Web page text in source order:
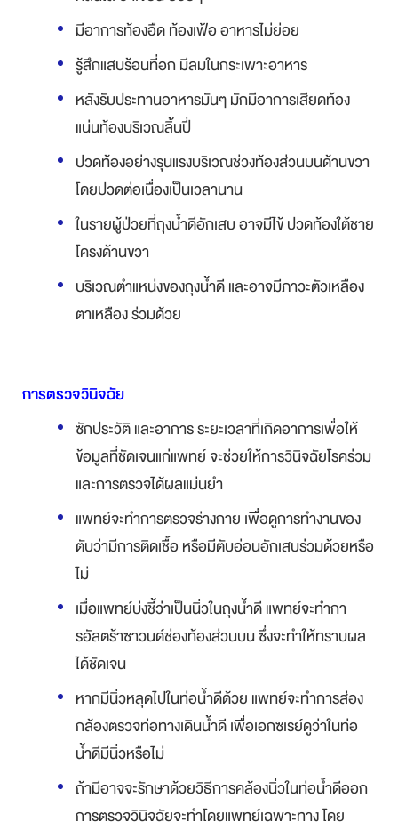
มีอาการท้องอืด ท้องเฟ้อ อาหารไม่ย่อย
รู้สึกแสบร้อนที่อก มีลมในกระเพาะอาหาร
หลังรับประทานอาหารมันๆ มักมีอาการเสียดท้อง
แน่นท้องบริเวณลิ้นปี่
ปวดท้องอย่างรุนแรงบริเวณช่วงท้องส่วนบนด้านขวา
โดยปวดต่อเนื่องเป็นเวลานาน
ในรายผู้ป่วยที่ถุงน้ำดีอักเสบ อาจมีไข้ ปวดท้องใต้ชาย
โครงด้านขวา
บริเวณตำแหน่งของถุงน้ำดี และอาจมีภาวะตัวเหลือง
ตาเหลือง ร่วมด้วย
การตรวจวินิจฉัย
ซักประวัติ และอาการ ระยะเวลาที่เกิดอาการเพื่อให้
ข้อมูลที่ชัดเจนแก่แพทย์ จะช่วยให้การวินิจฉัยโรคร่วม
และการตรวจได้ผลแม่นยำ
แพทย์จะทำการตรวจร่างกาย เพื่อดูการทำงานของ
ตับว่ามีการติดเชื้อ หรือมีตับอ่อนอักเสบร่วมด้วยหรือ
ไม่
เมื่อแพทย์บ่งชี้ว่าเป็นนิ่วในถุงน้ำดี แพทย์จะทำกา
รอัลตร้าซาวนด์ช่องท้องส่วนบน ซึ่งจะทำให้ทราบผล
ได้ชัดเจน
หากมีนิ่วหลุดไปในท่อน้ำดีด้วย แพทย์จะทำการส่อง
กล้องตรวจท่อทางเดินน้ำดี เพื่อเอกซเรย์ดูว่าในท่อ
น้ำดีมีนิ่วหรือไม่
ถ้ามีอาจจะรักษาด้วยวิธีการคล้องนิ่วในท่อน้ำดีออก
การตรวจวินิจฉัยจะทำโดยแพทย์เฉพาะทาง โดย